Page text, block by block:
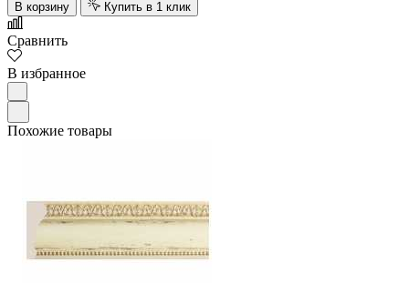
В корзину Купить в 1 клик
Сравнить
В избранное
Похожие товары